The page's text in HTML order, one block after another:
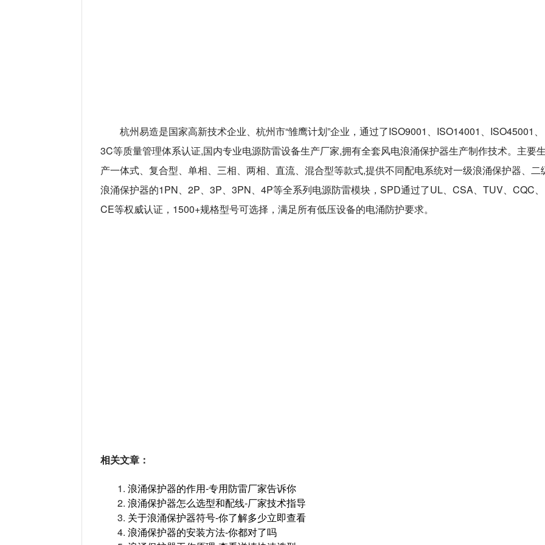
杭州易造是国家高新技术企业、杭州市“雏鹰计划”企业，通过了ISO9001、ISO14001、ISO45001、
3C等质量管理体系认证,国内专业电源防雷设备生产厂家,拥有全套风电浪涌保护器生产制作技术。主要
产一体式、复合型、单相、三相、两相、直流、混合型等款式,提供不同配电系统对一级浪涌保护器、二
浪涌保护器的1PN、2P、3P、3PN、4P等全系列电源防雷模块，SPD通过了UL、CSA、TUV、CQC、
CE等权威认证，1500+规格型号可选择，满足所有低压设备的电涌防护要求。
相关文章：
1.浪涌保护器的作用-专用防雷厂家告诉你
2.浪涌保护器怎么选型和配线-厂家技术指导
3. 关于浪涌保护器符号-你了解多少立即查看
4.浪涌保护器的安装方法-你都对了吗